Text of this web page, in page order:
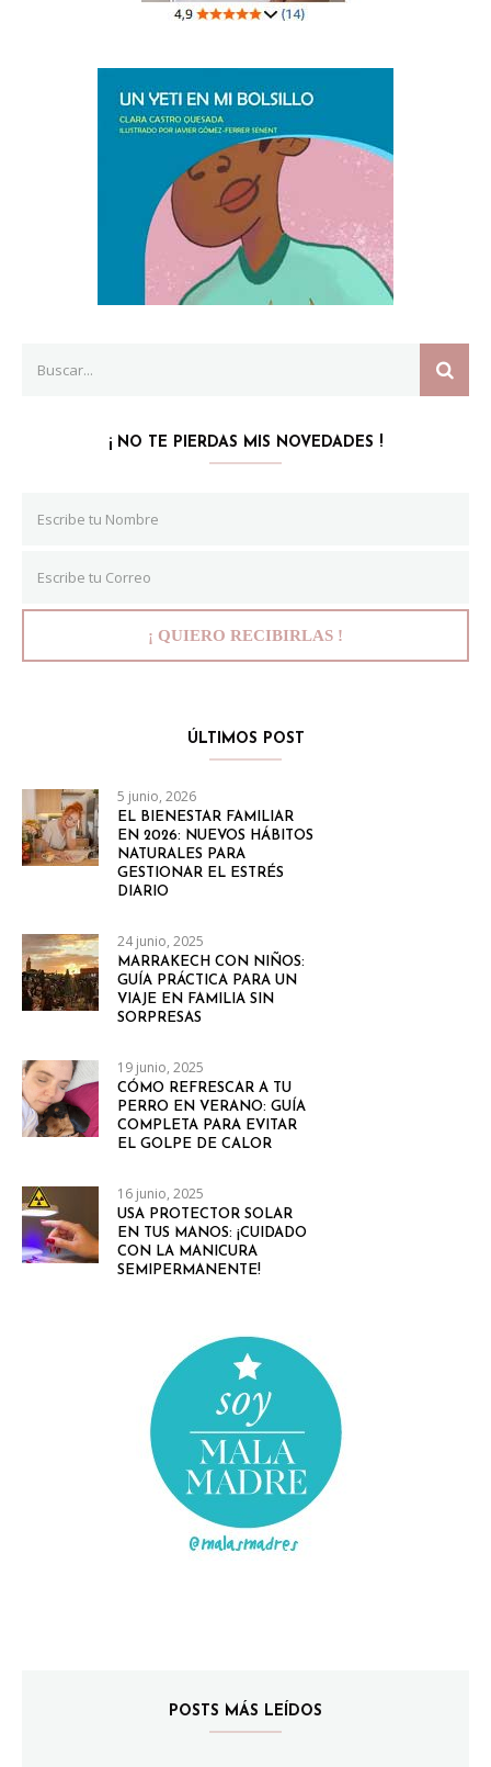
for:
¡ NO TE PIERDAS MIS NOVEDADES !
ÚLTIMOS POST
5 junio, 2026
EL BIENESTAR FAMILIAR
EN 2026: NUEVOS HÁBITOS
NATURALES PARA
GESTIONAR EL ESTRÉS
DIARIO
24 junio, 2025
MARRAKECH CON NIÑOS:
GUÍA PRÁCTICA PARA UN
VIAJE EN FAMILIA SIN
SORPRESAS
19 junio, 2025
CÓMO REFRESCAR A TU
PERRO EN VERANO: GUÍA
COMPLETA PARA EVITAR
EL GOLPE DE CALOR
16 junio, 2025
USA PROTECTOR SOLAR
EN TUS MANOS: ¡CUIDADO
CON LA MANICURA
SEMIPERMANENTE!
POSTS MÁS LEÍDOS